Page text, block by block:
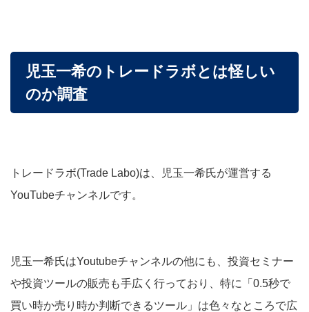
児玉一希のトレードラボとは怪しい
のか調査
トレードラボ(Trade Labo)は、児玉一希氏が運営する
YouTubeチャンネルです。
児玉一希氏はYoutubeチャンネルの他にも、投資セミナー
や投資ツールの販売も手広く行っており、特に「0.5秒で
買い時か売り時か判断できるツール」は色々なところで広